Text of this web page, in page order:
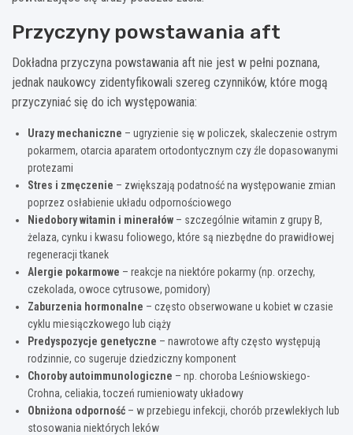
Przyczyny powstawania aft
Dokładna przyczyna powstawania aft nie jest w pełni poznana,
jednak naukowcy zidentyfikowali szereg czynników, które mogą
przyczyniać się do ich występowania:
Urazy mechaniczne – ugryzienie się w policzek, skaleczenie ostrym
pokarmem, otarcia aparatem ortodontycznym czy źle dopasowanymi
protezami
Stres i zmęczenie – zwiększają podatność na występowanie zmian
poprzez osłabienie układu odpornościowego
Niedobory witamin i minerałów – szczególnie witamin z grupy B,
żelaza, cynku i kwasu foliowego, które są niezbędne do prawidłowej
regeneracji tkanek
Alergie pokarmowe – reakcje na niektóre pokarmy (np. orzechy,
czekolada, owoce cytrusowe, pomidory)
Zaburzenia hormonalne – często obserwowane u kobiet w czasie
cyklu miesiączkowego lub ciąży
Predyspozycje genetyczne – nawrotowe afty często występują
rodzinnie, co sugeruje dziedziczny komponent
Choroby autoimmunologiczne – np. choroba Leśniowskiego-
Crohna, celiakia, toczeń rumieniowaty układowy
Obniżona odporność – w przebiegu infekcji, chorób przewlekłych lub
stosowania niektórych leków